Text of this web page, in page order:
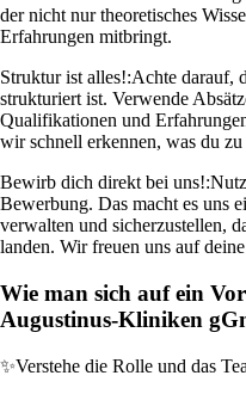
der nicht nur theoretisches
Erfahrungen mitbringt.
Struktur ist alles!:Achte darauf,
strukturiert ist. Verwende
Qualifikationen und
wir schnell erkennen, was du zu
Bewirb dich direkt bei uns!:
Bewerbung. Das macht es uns
verwalten und sicherzustellen,
landen. Wir freuen uns auf
Wie man sich auf ein
Augustinus-Kliniken
✨Verstehe die Rolle und das